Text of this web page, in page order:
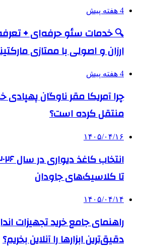
4 هفته پیش
ارزان و اصولی با ممتازی
4 هفته پیش
چرا آمریکا مقر ناوگان پهپادی
منتقل کرده است؟
۱۴۰۵/۰۴/۱۶
تا کلاسیک‌های جاودان
۱۴۰۵/۰۴/۱۴
راهنمای جامع خرید تجهیزات
دقیق‌ترین ابزارها را آنلاین بخریم؟